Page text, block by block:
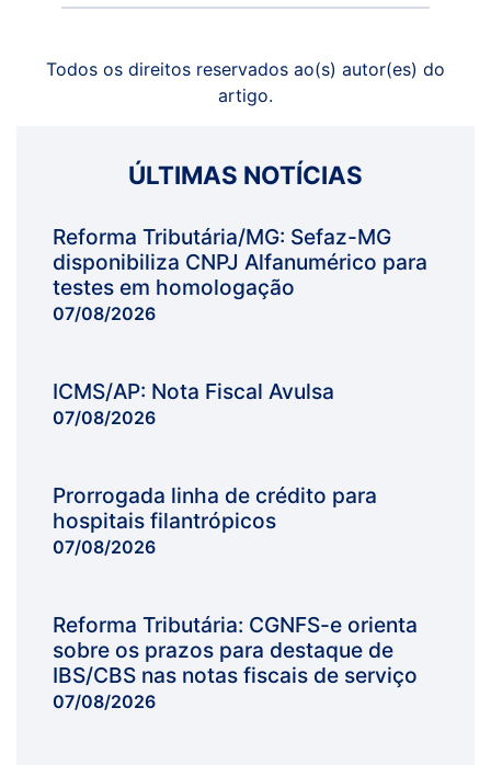
Todos os direitos reservados ao(s) autor(es) do
artigo.
ÚLTIMAS NOTÍCIAS
Reforma Tributária/MG: Sefaz-MG
disponibiliza CNPJ Alfanumérico para
testes em homologação
07/08/2026
ICMS/AP: Nota Fiscal Avulsa
07/08/2026
Prorrogada linha de crédito para
hospitais filantrópicos
07/08/2026
Reforma Tributária: CGNFS-e orienta
sobre os prazos para destaque de
IBS/CBS nas notas fiscais de serviço
07/08/2026